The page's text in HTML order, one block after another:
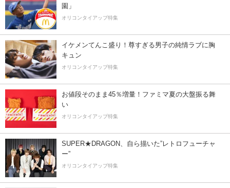
園」
オリコンタイアップ特集
イケメンてんこ盛り！尊すぎる男子の純情ラブに胸
キュン
オリコンタイアップ特集
お値段そのまま45％増量！ファミマ夏の大盤振る舞
い
オリコンタイアップ特集
SUPER★DRAGON、自ら描いた”レトロフューチャ
ー”
オリコンタイアップ特集